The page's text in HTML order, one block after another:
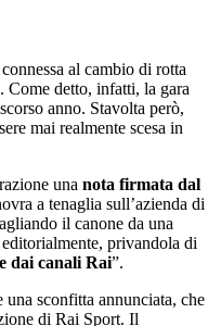
al cambio di rotta
. Come detto, infatti, la gara
anno. Stavolta però,
mai realmente scesa in
una nota firmata dal
a tenaglia sull’azienda di
il canone da una
privandola di
dai canali Rai”.
sconfitta annunciata, che
di Rai Sport. Il